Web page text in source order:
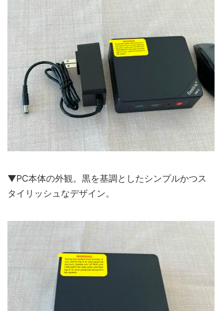
▼PC本体の外観。黒を基調としたシンプルかつス
タイリッシュなデザイン。